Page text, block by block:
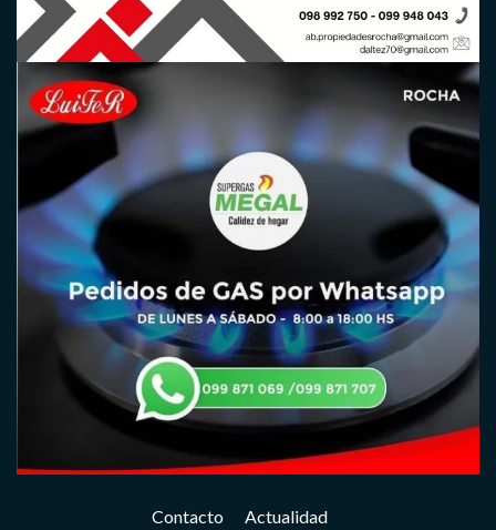
Contacto Actualidad